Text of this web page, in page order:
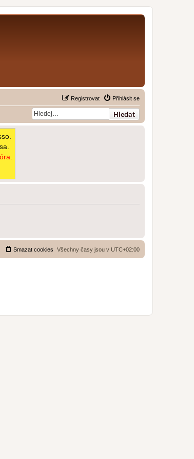
Přihlásit se
Registrovat
Hledat
Všechny časy jsou v UTC+02:00
Smazat cookies